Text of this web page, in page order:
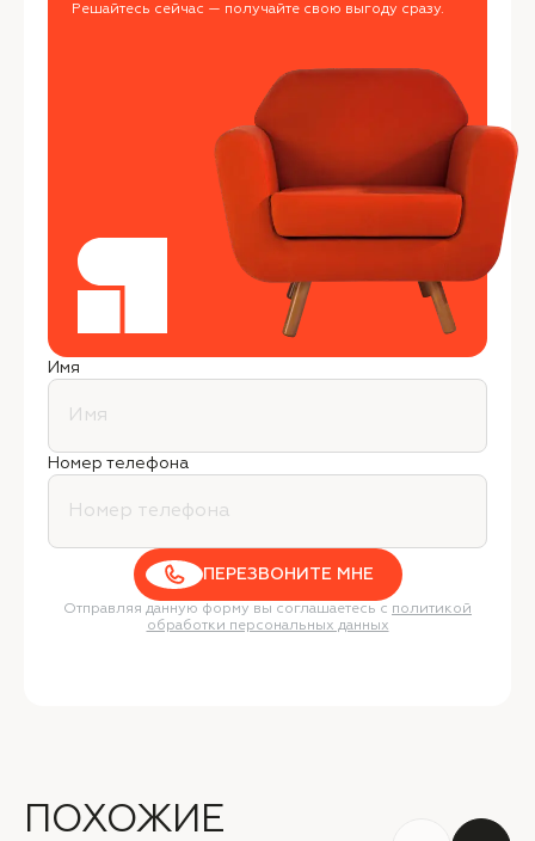
Решайтесь сейчас — получайте свою выгоду сразу.
Имя
Номер телефона
ПЕРЕЗВОНИТЕ МНЕ
Отправляя данную форму вы соглашаетесь с политикой
обработки персональных данных
ПОХОЖИЕ